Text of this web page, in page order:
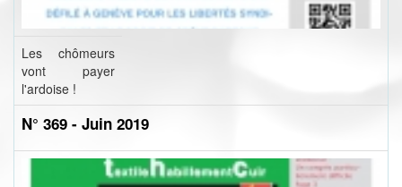
Les chômeurs
vont payer
l'ardoise !
N° 369 - Juin 2019